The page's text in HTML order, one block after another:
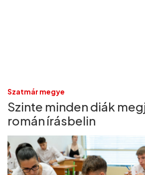
Szatmár megye
Szinte minden diák
román írásbelin